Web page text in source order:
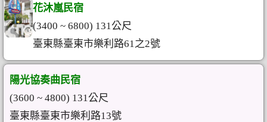
花沐嵐民宿
(3400 ~ 6800) 131公尺
臺東縣臺東市樂利路61之2號
陽光協奏曲民宿
(3600 ~ 4800) 131公尺
臺東縣臺東市樂利路13號